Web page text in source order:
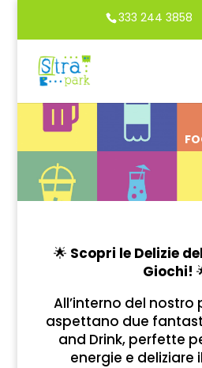
333 244 3858
🌟 Scopri le Delizie
Giochi!
All’interno del
aspettano due
and Drink, perfette
energie e deliziare